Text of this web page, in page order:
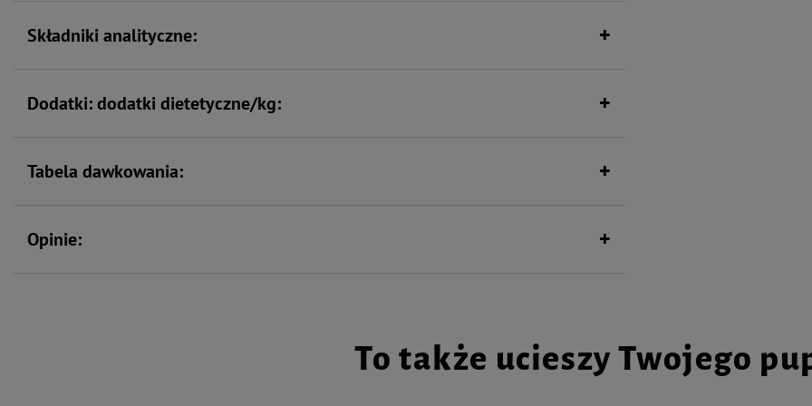
gatunki mięsa o wyjątkowych właściwościach,
receptura oparta na nieprzetworzonych surowcach,
Składniki analityczne:
Dodatki: dodatki dietetyczne/kg:
Tabela dawkowania:
Opinie:
To także ucieszy Twojego